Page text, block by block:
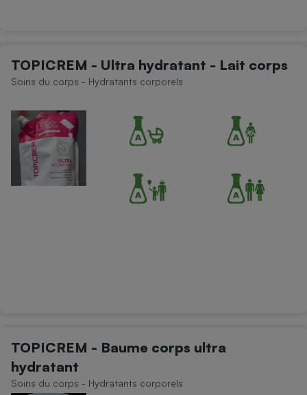
TOPICREM - Ultra hydratant - Lait corps
Soins du corps - Hydratants corporels
TOPICREM - Baume corps ultra
hydratant
Soins du corps - Hydratants corporels